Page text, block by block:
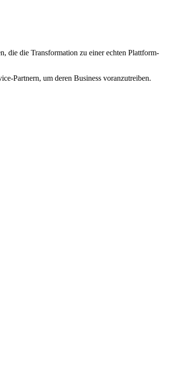
die die Transformation zu einer echten Plattform-
Partnern, um deren Business voranzutreiben.